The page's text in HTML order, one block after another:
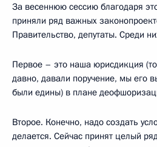
За весеннюю сессию благодаря
приняли ряд важных
Правительство, депутаты. Среди
Первое – это наша юрисдикция
давно, давали поручение, мы его
были едины) в плане
Второе. Конечно, надо создать
делается. Сейчас принят целый